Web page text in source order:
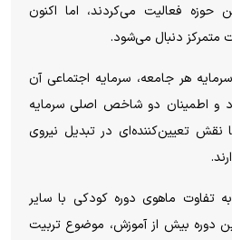
حوزه فعالیت می‌کردند، اما اکنون
دنبال می‌شود.
هر جامعه، سرمایه اجتماعی آن
و اطمینان دو شاخص اصلی سرمایه
نقش تعیین‌کننده‌ای در تبدیل نیروی
تفاوت ماهوی دوره کودکی با سایر
دوره بیش از آموزش، موضوع تربیت